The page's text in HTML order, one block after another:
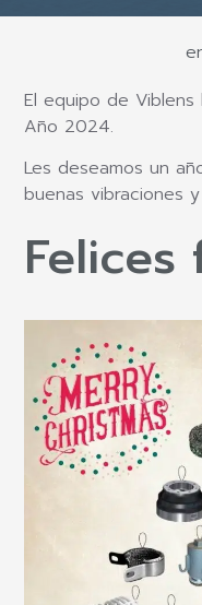
El equipo de Viblens
Año 2024.
Les deseamos un
buenas vibraciones
Felices